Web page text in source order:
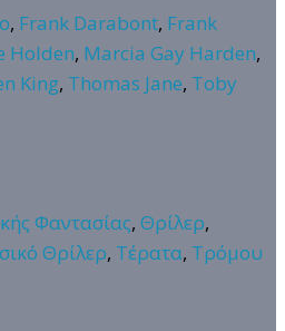
, Frank Darabont, Frank
Holden, Marcia Gay Harden,
King, Thomas Jane, Toby
Φαντασίας, Θρίλερ,
Θρίλερ, Τέρατα, Τρόμου